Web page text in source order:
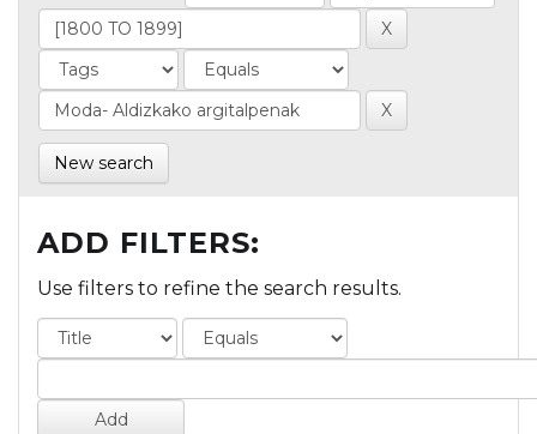
New search
ADD FILTERS:
Use filters to refine the search results.